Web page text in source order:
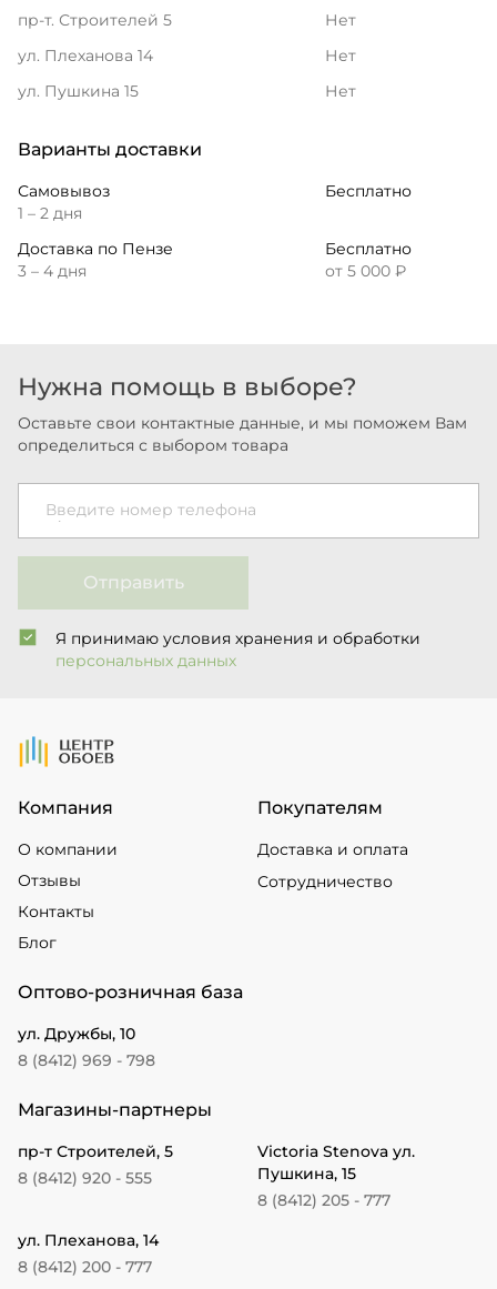
пр-т. Строителей 5
Нет
ул. Плеханова 14
Нет
ул. Пушкина 15
Нет
Варианты доставки
Самовывоз
1 – 2 дня
Бесплатно
Доставка по Пензе
3 – 4 дня
Бесплатно
от 5 000 ₽
Нужна помощь в выборе?
Оставьте свои контактные данные, и мы поможем Вам
определиться с выбором товара
Введите номер телефона
Отправить
Я принимаю условия хранения и обработки
персональных данных
На Главную
Компания
О компании
Отзывы
Контакты
Блог
Покупателям
Доставка и оплата
Сотрудничество
Оптово-розничная база
ул. Дружбы, 10
8 (8412) 969 - 798
Магазины-партнеры
пр-т Строителей, 5
8 (8412) 920 - 555
Victoria Stenova ул.
Пушкина, 15
8 (8412) 205 - 777
ул. Плеханова, 14
8 (8412) 200 - 777